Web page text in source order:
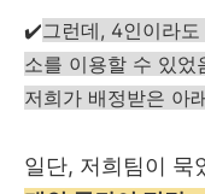
✔️그런데, 4인이라
소를 이용할 수 있었
저희가 배정받은 아
일단, 저희팀이 묵